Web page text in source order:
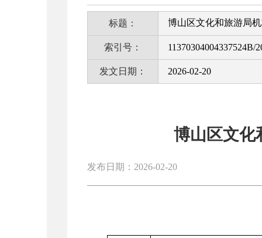
标题： 博山区文化和旅游局
索引号： 11370304004337524B/
发文日期： 2026-02-20
博山区文化
发布日期：2026-02-20